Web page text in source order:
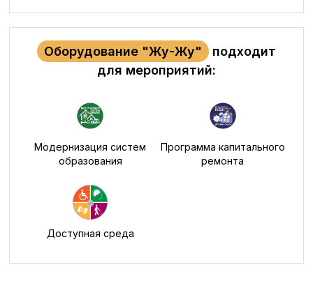
Оборудование "Жу-Жу"
подходит
для мероприятий:
Модернизация систем
образования
Программа капитального
ремонта
Доступная среда